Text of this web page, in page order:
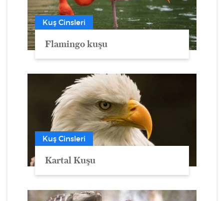
Kuş Cinsleri
Flamingo kuşu
Kuş Cinsleri
Kartal Kuşu